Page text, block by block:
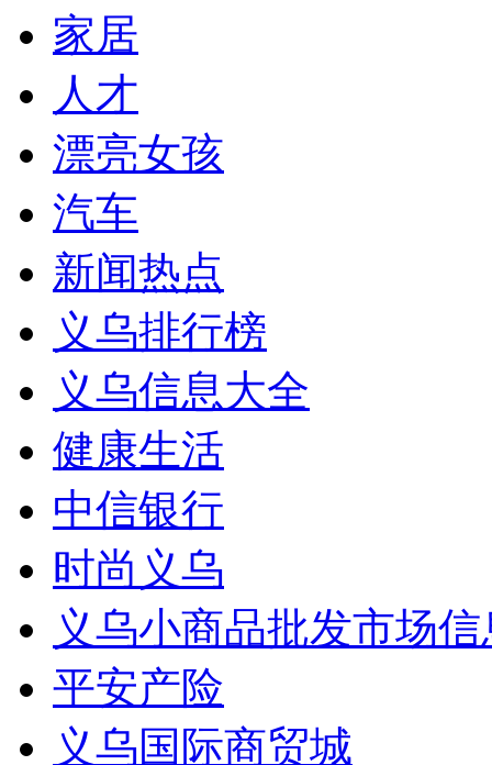
家居
人才
漂亮女孩
汽车
新闻热点
义乌排行榜
义乌信息大全
健康生活
中信银行
时尚义乌
义乌小商品批发市场
平安产险
义乌国际商贸城